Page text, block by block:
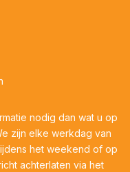
nodig dan wat u op
zijn elke werkdag van
het weekend of op
achterlaten via het